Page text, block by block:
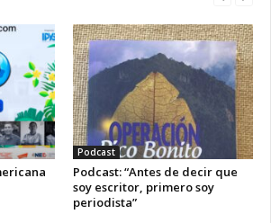
Podcast
Podcast: “Antes de decir que
soy escritor, primero soy
periodista”